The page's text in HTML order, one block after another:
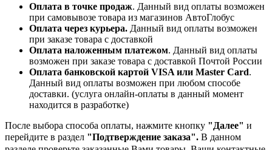
Оплата в точке продаж. Данный вид оплаты возможен
при самовывозе товара из магазинов АвтоГлобус
Оплата через курьера. Данный вид оплаты возможен
при заказе товара с доставкой
Оплата наложенным платежом. Данный вид оплаты
возможен при заказе товара с доставкой Почтой России
Оплата банковской картой VISA или Master Card.
Данный вид оплаты возможен при любом способе
доставки. (услуга онлайн-оплаты в данный момент
находится в разработке)
После выбора способа оплаты, нажмите кнопку "Далее" и
перейдите в раздел "Подтверждение заказа". В данном